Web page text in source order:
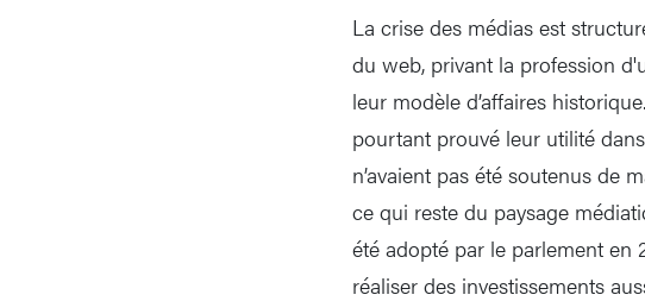
La crise des médias est
du web, privant la profession
leur modèle d’affaires
pourtant prouvé leur utilité
n’avaient pas été soutenus de
ce qui reste du paysage
été adopté par le parlement en
réaliser des investissements